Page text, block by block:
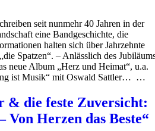
seit nunmehr 40 Jahren in der
eine Bandgeschichte, die
halten sich über Jahrzehnte
Spatzen“. – Anlässlich des
neue Album „Herz und Heimat“, u.a.
ist Musik“ mit Oswald Sattler… …
& die feste Zuversicht:
Von Herzen das Beste“